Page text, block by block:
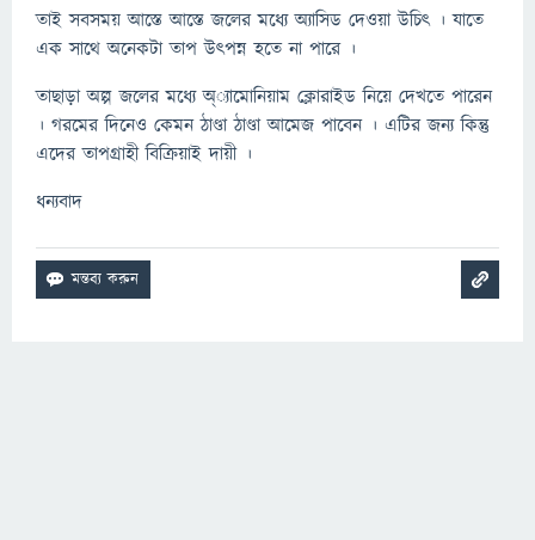
তাই সবসময় আস্তে আস্তে জলের মধ্যে অ্যাসিড দেওয়া উচিৎ । যাতে
এক সাথে অনেকটা তাপ উৎপন্ন হতে না পারে ।
তাছাড়া অল্প জলের মধ্যে অ্্যামোনিয়াম ক্লোরাইড নিয়ে দেখতে পারেন
। গরমের দিনেও কেমন ঠাণ্ডা ঠাণ্ডা আমেজ পাবেন । এটির জন্য কিন্তু
এদের তাপগ্রাহী বিক্রিয়াই দায়ী ।
ধন্যবাদ